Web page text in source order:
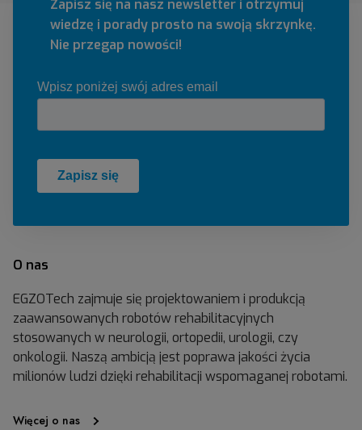
Zapisz się na nasz newsletter i otrzymuj
wiedzę i porady prosto na swoją skrzynkę.
Nie przegap nowości!
O nas
EGZOTech zajmuje się projektowaniem i produkcją
zaawansowanych robotów rehabilitacyjnych
stosowanych w neurologii, ortopedii, urologii, czy
onkologii. Naszą ambicją jest poprawa jakości życia
milionów ludzi dzięki rehabilitacji wspomaganej robotami.
Więcej o nas